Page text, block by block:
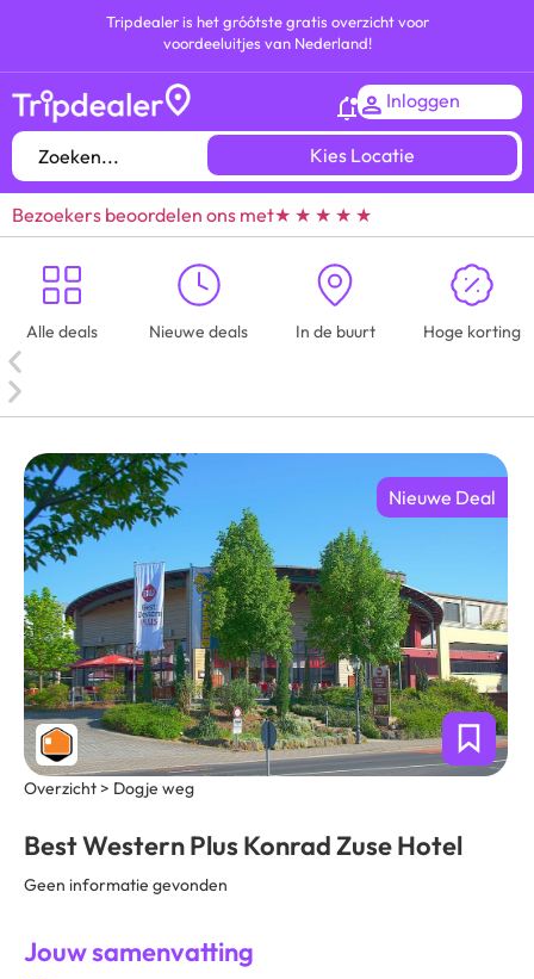
Tripdealer is het gróótste gratis overzicht voor
voordeeluitjes van Nederland!
Inloggen
Kies Locatie
Bezoekers beoordelen ons met★ ★ ★ ★ ★
Alle deals Nieuwe deals In de buurt Hoge korting
Nieuwe Deal
Overzicht > Dogje weg
Best Western Plus Konrad Zuse Hotel
Geen informatie gevonden
Jouw samenvatting